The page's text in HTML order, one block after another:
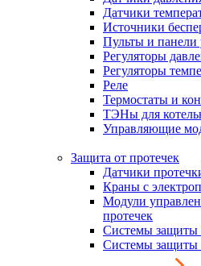
Датчики
Источники
Пульты и панели
Регуляторы
Регуляторы
Реле
Термостаты и
ТЭНы для
Управляющие
Защита от протечек
Датчики
Краны с
Модули
протечек
Системы защиты
Системы защиты